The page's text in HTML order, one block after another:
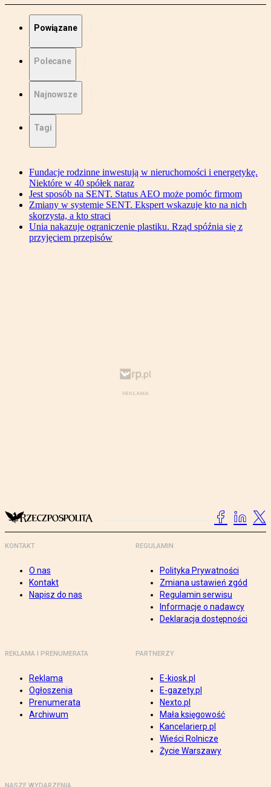
Powiązane
Polecane
Najnowsze
Tagi
Fundacje rodzinne inwestują w nieruchomości i energetykę.
Niektóre w 40 spółek naraz
Jest sposób na SENT. Status AEO może pomóc firmom
Zmiany w systemie SENT. Ekspert wskazuje kto na nich
skorzysta, a kto straci
Unia nakazuje ograniczenie plastiku. Rząd spóźnia się z
przyjęciem przepisów
KONTAKT
O nas
Kontakt
Napisz do nas
REGULAMIN
Polityka Prywatności
Zmiana ustawień zgód
Regulamin serwisu
Informacje o nadawcy
Deklaracja dostępności
REKLAMA I PRENUMERATA
Reklama
Ogłoszenia
Prenumerata
Archiwum
PARTNERZY
E-kiosk.pl
E-gazety.pl
Nexto.pl
Mała księgowość
Kancelarierp.pl
Wieści Rolnicze
Życie Warszawy